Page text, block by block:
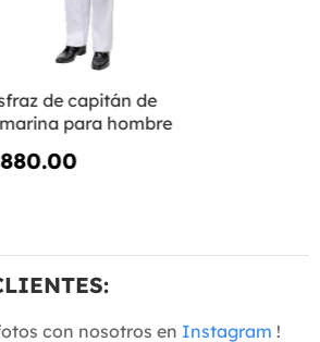
de capitán de
para hombre
con nosotros en Instagram !